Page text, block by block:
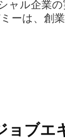
ャル企業
ーは、創
ョブエ